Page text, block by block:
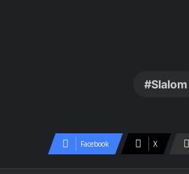
Slalom
Facebook X